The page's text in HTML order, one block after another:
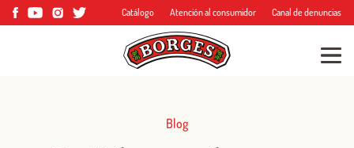
Catálogo Atención al consumidor Canal de denuncias
Blog